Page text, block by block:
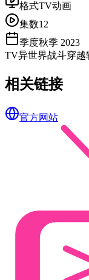
格式TV动画
集数12
季度秋季 2023
TV异世界战斗穿越
相关链接
官方网站